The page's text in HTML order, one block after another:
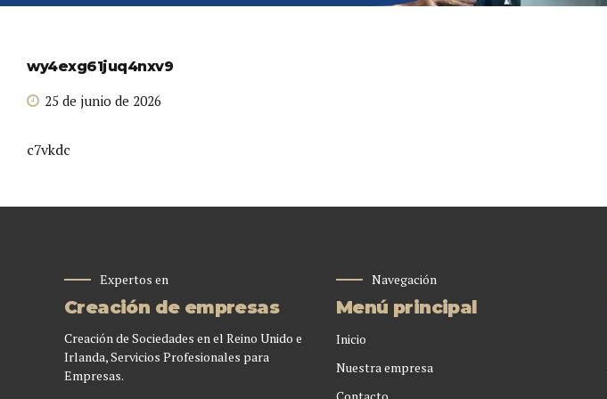
wy4exg61juq4nxv9
25 de junio de 2026
c7vkdc
Expertos en
Creación de empresas
Creación de Sociedades en el Reino Unido e
Irlanda, Servicios Profesionales para
Empresas.
Navegación
Menú principal
Inicio
Nuestra empresa